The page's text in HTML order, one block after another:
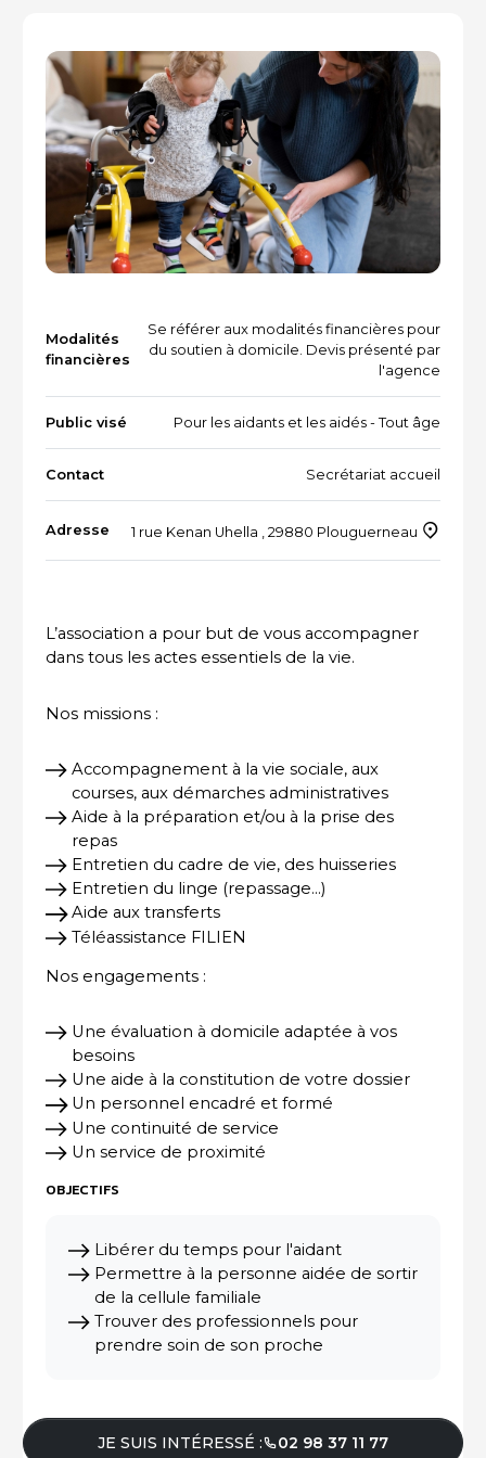
Dispositifs aidants/aidés
QUI SOMMES-NOUS ?
L'équipe
Le Comité des parties prenantes
Les partenaires
RESSOURCES
ACTUALITÉS DU SECTEUR
Modalités
financières
Se référer aux modalités financières pour
du soutien à domicile. Devis présenté par
l'agence
Public visé Pour les aidants et les aidés - Tout âge
Contact Secrétariat accueil
Adresse 1 rue Kenan Uhella , 29880 Plouguerneau
L’association a pour but de vous accompagner
dans tous les actes essentiels de la vie.
Nos missions :
Accompagnement à la vie sociale, aux
courses, aux démarches administratives
Aide à la préparation et/ou à la prise des
repas
Entretien du cadre de vie, des huisseries
Entretien du linge (repassage...)
Aide aux transferts
Téléassistance FILIEN
Nos engagements :
Une évaluation à domicile adaptée à vos
besoins
Une aide à la constitution de votre dossier
Un personnel encadré et formé
Une continuité de service
Un service de proximité
OBJECTIFS
Libérer du temps pour l'aidant
Permettre à la personne aidée de sortir
de la cellule familiale
Trouver des professionnels pour
prendre soin de son proche
JE SUIS INTÉRESSÉ : 02 98 37 11 77